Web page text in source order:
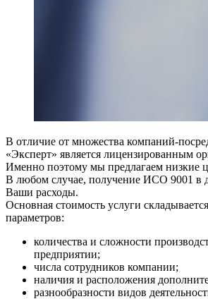
В отличие от множества компаний-
«Эксперт» является лицензированным
Именно поэтому мы предлагаем низкие
В любом случае, получение ИСО 9001 в
Ваши расходы.
Основная стоимость услуги
параметров:
количества и сложности
предприятии;
числа сотрудников компании;
наличия и расположения
разнообразности видов